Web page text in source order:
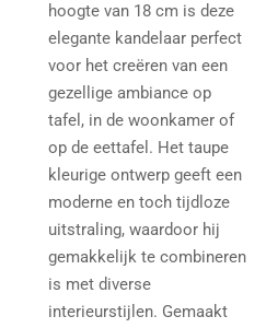
hoogte van 18 cm is deze
elegante kandelaar perfect
voor het creëren van een
gezellige ambiance op
tafel, in de woonkamer of
op de eettafel. Het taupe
kleurige ontwerp geeft een
moderne en toch tijdloze
uitstraling, waardoor hij
gemakkelijk te combineren
is met diverse
interieurstijlen. Gemaakt